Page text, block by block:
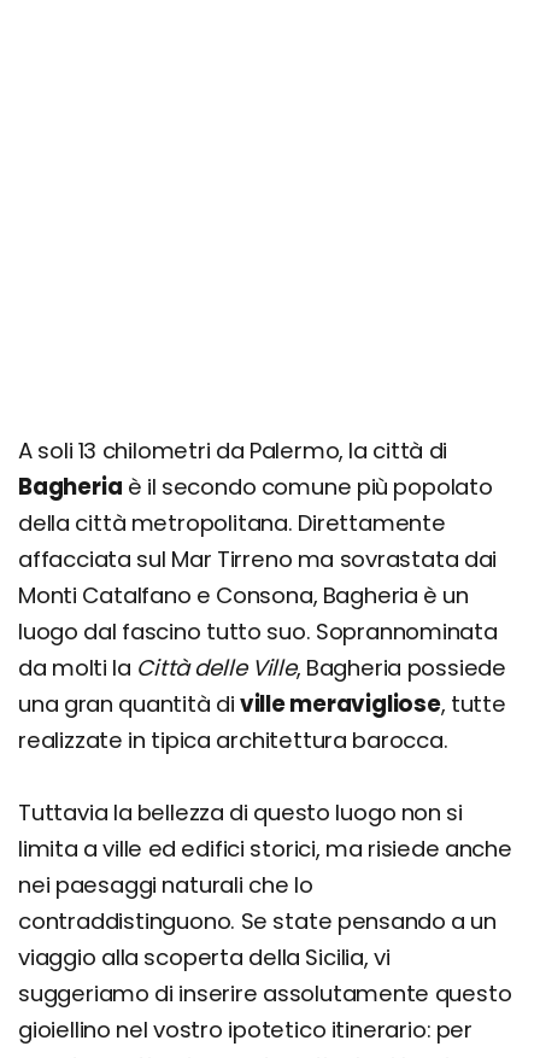
A soli 13 chilometri da Palermo, la città di
Bagheria è il secondo comune più popolato
della città metropolitana. Direttamente
affacciata sul Mar Tirreno ma sovrastata dai
Monti Catalfano e Consona, Bagheria è un
luogo dal fascino tutto suo. Soprannominata
da molti la Città delle Ville, Bagheria possiede
una gran quantità di ville meravigliose, tutte
realizzate in tipica architettura barocca.
Tuttavia la bellezza di questo luogo non si
limita a ville ed edifici storici, ma risiede anche
nei paesaggi naturali che lo
contraddistinguono. Se state pensando a un
viaggio alla scoperta della Sicilia, vi
suggeriamo di inserire assolutamente questo
gioiellino nel vostro ipotetico itinerario: per